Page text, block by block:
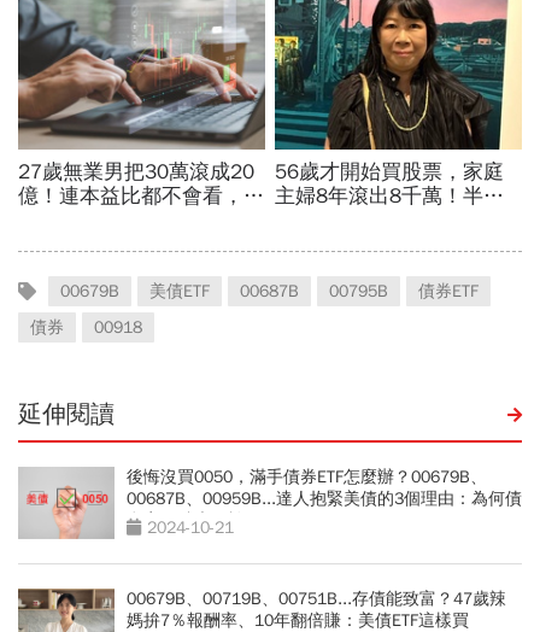
00679B 美債ETF 00687B 00795B
債券ETF
債券
00918
延伸閱讀
後悔沒買0050，滿手債券ETF怎麼辦？00679B、
00687B、00959B...達人抱緊美債的3個理由：為何債
息率下跌也不怕
2024-10-21
00679B、00719B、00751B...存債能致富？47歲辣
媽拚7％報酬率、10年翻倍賺：美債ETF這樣買